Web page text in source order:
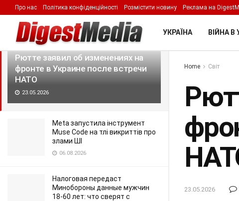
LATEST TRENDING Filter
Рютте заявил об изменениях на
фронте в Украине после встречи
НАТО
23.05.2026
Meta запустила інструмент
Muse Code на тлі викриттів про
злами ШІ
06.08.2026
Налоговая передаст
Минобороны данные мужчин
18-60 лет: что сверят с
Про нас Політика конфіденційності Розмістити новину Реклама на
УКРАЇНА ВІЙНА В
Home Світ
23.05.2026